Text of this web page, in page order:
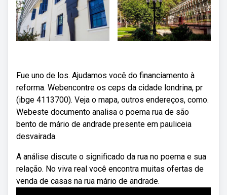
Fue uno de los. Ajudamos você do financiamento à
reforma. Webencontre os ceps da cidade londrina, pr
(ibge 4113700). Veja o mapa, outros endereços, como.
Webeste documento analisa o poema rua de são
bento de mário de andrade presente em pauliceia
desvairada.
A análise discute o significado da rua no poema e sua
relação. No viva real você encontra muitas ofertas de
venda de casas na rua mário de andrade.